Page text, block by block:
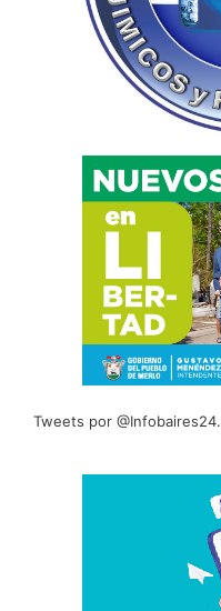
Tweets por @Infobaires24.